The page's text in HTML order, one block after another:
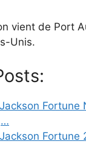
vient de Port
Unis.
Fortune
Fortune